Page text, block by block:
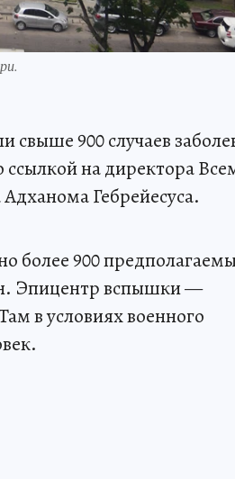
свыше 900 случаев
ссылкой на директора
Гебрейесуса.
более 900
Эпицентр вспышки —
в условиях военного